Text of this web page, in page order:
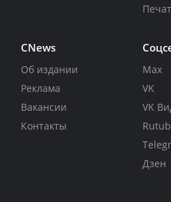
CNews
Об издании
Реклама
Вакансии
Контакты
Max
VK
VK
Дзен